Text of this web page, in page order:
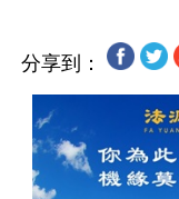
分享到：